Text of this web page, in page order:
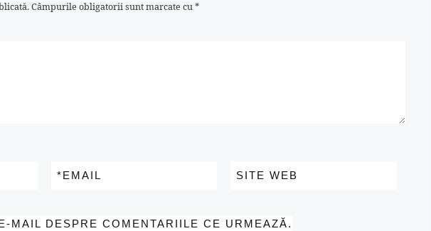
Câmpurile obligatorii sunt marcate cu*
EMAIL
* SITE WEB
MAIL DESPRE COMENTARIILE CE URMEAZĂ.